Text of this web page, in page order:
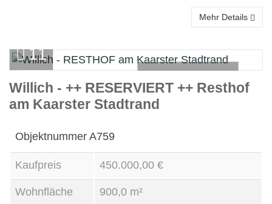
Mehr Details
11
BAUERNHAUS
Willich - ++ RESERVIERT ++ Resthof
am Kaarster Stadtrand
Objektnummer A759
Kaufpreis 450.000,00 €
Wohnfläche 900,0 m²